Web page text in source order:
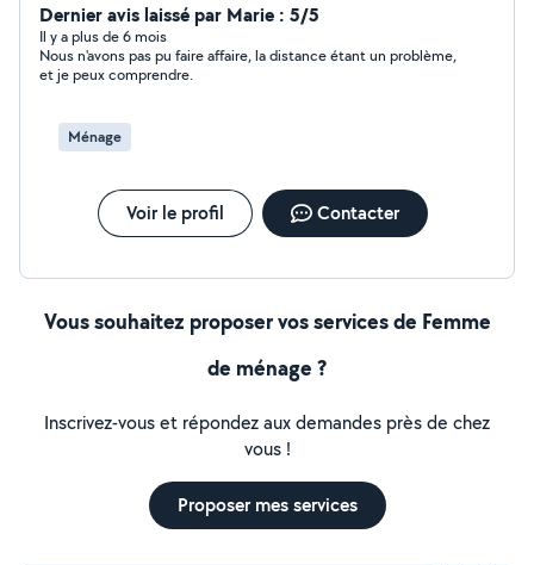
Dernier avis laissé par Marie : 5/5
Il y a plus de 6 mois
Nous n'avons pas pu faire affaire, la distance étant un problème,
et je peux comprendre.
Ménage
Voir le profil Contacter
Vous souhaitez proposer vos services de Femme
de ménage ?
Inscrivez-vous et répondez aux demandes près de chez
vous !
Proposer mes services